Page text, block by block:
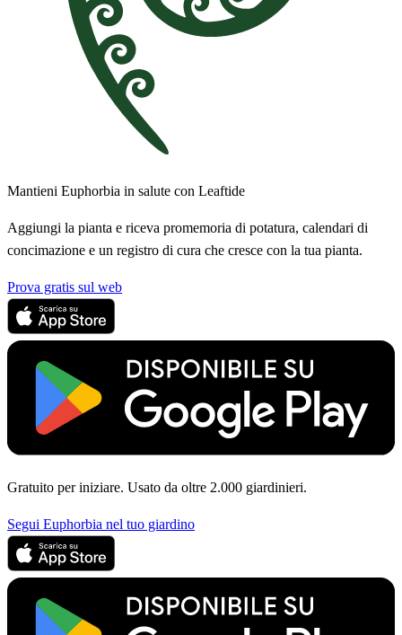
Mantieni Euphorbia in salute con Leaftide
Aggiungi la pianta e riceva promemoria di potatura, calendari di
concimazione e un registro di cura che cresce con la tua pianta.
Prova gratis sul web
Gratuito per iniziare. Usato da oltre 2.000 giardinieri.
Segui Euphorbia nel tuo giardino